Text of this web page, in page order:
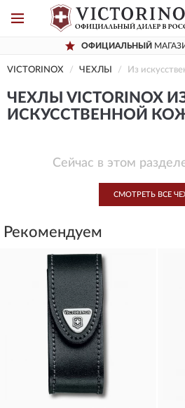
ОФИЦИАЛЬНЫЙМАГАЗИН
VICTORINOX ЧЕХЛЫ Из
ЧЕХЛЫ VICTORINOX
ИСКУССТВЕННОЙ
Сейчас в этом
СМОТРЕТЬ ВСЕ
Рекомендуем